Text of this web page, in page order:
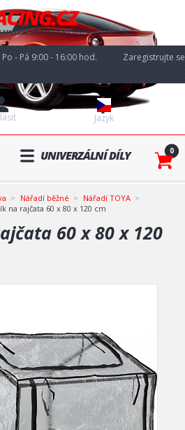
- Pá 9:00 - 16:00 hod.
Jazyk
Zaregistrujte se
UNIVERZÁLNÍ DÍLY 0
Nářadí běžné
Nářadí TOYA
na rajčata 60 x 80 x 120 cm
60 x 80 x 120